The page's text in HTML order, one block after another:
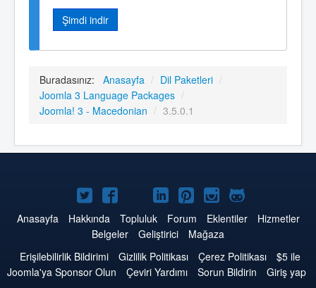
Şimdi indir
Buradasınız: Anasayfa / Dil Paketleri /
Joomla 3 Language Packages /
Joomla! 3 - Macedonian / 3.5.0.1
Twitter'da
Joomla
Facebook'da
Joomla
YouTube'da
Joomla
LinkedIn'de
Joomla
Pinterest'de
Joomla
Instagram'da
Joomla
GitHub'da
Joomla
Anasayfa Hakkında Topluluk Forum Eklentiler
Hizmetler
Belgeler
Geliştirici
Mağaza
Erişilebilirlik Bildirimi
Gizlilik Politikası Çerez Politikası
$5 ile
Joomla'ya Sponsor Olun
Çeviri Yardımı Sorun Bildirin
Giriş yap